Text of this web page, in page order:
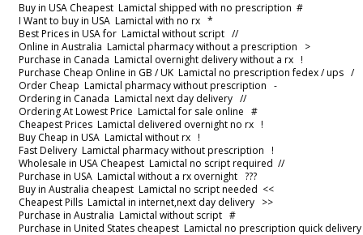
Buy in USA Cheapest Lamictal shipped with no prescription #
I Want to buy in USA Lamictal with no rx *
Best Prices in USA for Lamictal without script //
Online in Australia Lamictal pharmacy without a prescription >
Purchase in Canada Lamictal overnight delivery without a rx !
Purchase Cheap Online in GB / UK Lamictal no prescription fedex / ups
Order Cheap Lamictal pharmacy without prescription -
Ordering in Canada Lamictal next day delivery //
Ordering At Lowest Price Lamictal for sale online #
Cheapest Prices Lamictal delivered overnight no rx !
Buy Cheap in USA Lamictal without rx !
Fast Delivery Lamictal pharmacy without prescription !
Wholesale in USA Cheapest Lamictal no script required //
Purchase in USA Lamictal without a rx overnight ???
Buy in Australia cheapest Lamictal no script needed <<
Cheapest Pills Lamictal in internet,next day delivery >>
Purchase in Australia Lamictal without script #
Purchase in United States cheapest Lamictal no prescription quick